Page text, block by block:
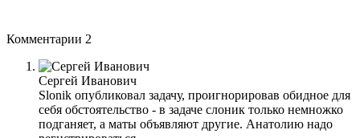
Комментарии 2
Сергей Иванович
Slonik опубликовал задачу, проигнорировав обидное для
себя обстоятельство - в задаче слоник только немножко
подганяет, а маты объявляют другие. Анатолию надо